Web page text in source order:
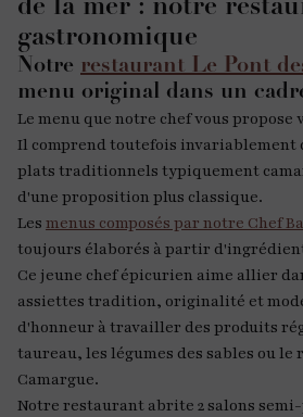
de la mer : notre
gastronomique
Notre restaurant Le Pont
menu original dans un
Le menu que notre chef vous propose
Il comprend toutefois invariablement
plats traditionnels typiquement
d'une proposition plus classique.
Les menus composés par notre Chef
toujours élaborés à partir
Ce jeune chef épicurien aime allier
assiettes tradition, originalité et
d'honneur à travailler des produits
taureau, les légumes des sables ou le
Camargue.
Notre restaurant abrite 2 salons